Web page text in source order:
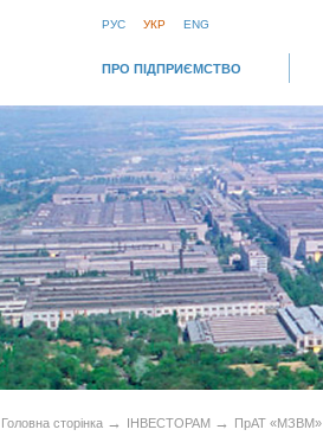
РУС УКР ENG
ПРО ПІДПРИЄМСТВО
Головна сторінка → ІНВЕСТОРАМ → ПрАТ «МЗВМ»